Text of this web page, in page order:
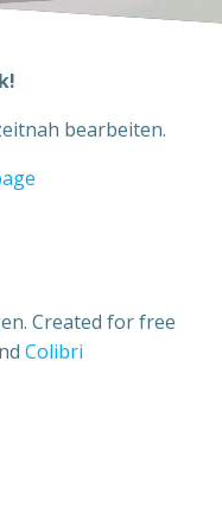
bearbeiten.
Created for free
Colibri